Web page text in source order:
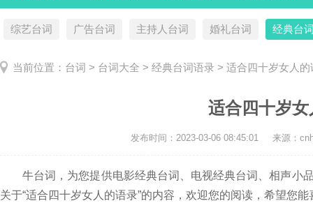
综艺台词 广告台词 主持人台词 婚礼台词 经典台
当前位置： 台词 > 台词大全 > 经典台词语录 > 适合四十岁女人的
适合四十岁
发布时间： 2023-03-06 08:45:01 来源：
牛台词，为您提供电影经典台词、电视经典台词、相声小
关于“适合四十岁女人的语录”的内容，欢迎您的阅读，希望您能